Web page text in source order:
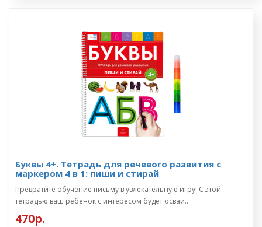
Буквы 4+. Тетрадь для речевого развития с
маркером 4 в 1: пиши и стирай
Превратите обучение письму в увлекательную игру! С этой
тетрадью ваш ребенок с интересом будет осваи..
470р.